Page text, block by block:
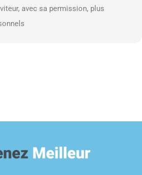
avec sa permission, plus